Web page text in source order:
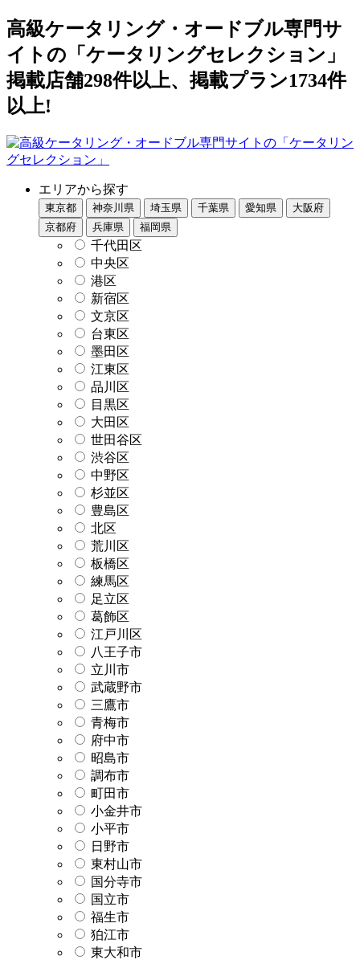
高級ケータリング・オードブル専門サ
イトの「ケータリングセレクション」
掲載店舗298件以上、掲載プラン1734件
以上!
エリアから探す
東京都 神奈川県 埼玉県 千葉県 愛知県
大阪府
京都府
兵庫県 福岡県
千代田区
中央区
港区
新宿区
文京区
台東区
墨田区
江東区
品川区
目黒区
大田区
世田谷区
渋谷区
中野区
杉並区
豊島区
北区
荒川区
板橋区
練馬区
足立区
葛飾区
江戸川区
八王子市
立川市
武蔵野市
三鷹市
青梅市
府中市
昭島市
調布市
町田市
小金井市
小平市
日野市
東村山市
国分寺市
国立市
福生市
狛江市
東大和市